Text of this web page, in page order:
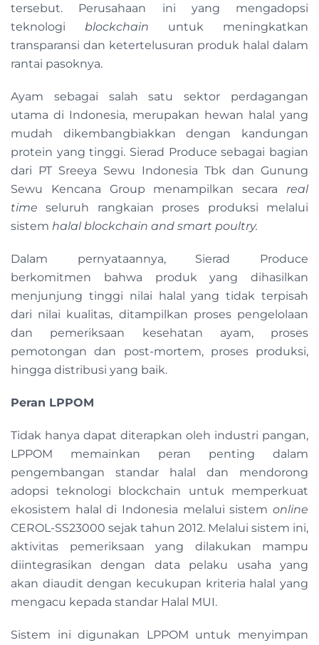
tersebut. Perusahaan ini yang mengadopsi
teknologi blockchain untuk meningkatkan
transparansi dan ketertelusuran produk halal dalam
rantai pasoknya.
Ayam sebagai salah satu sektor perdagangan
utama di Indonesia, merupakan hewan halal yang
mudah dikembangbiakkan dengan kandungan
protein yang tinggi. Sierad Produce sebagai bagian
dari PT Sreeya Sewu Indonesia Tbk dan Gunung
Sewu Kencana Group menampilkan secara real
time seluruh rangkaian proses produksi melalui
sistem halal blockchain and smart poultry.
Dalam pernyataannya, Sierad Produce
berkomitmen bahwa produk yang dihasilkan
menjunjung tinggi nilai halal yang tidak terpisah
dari nilai kualitas, ditampilkan proses pengelolaan
dan pemeriksaan kesehatan ayam, proses
pemotongan dan post-mortem, proses produksi,
hingga distribusi yang baik.
Peran LPPOM
Tidak hanya dapat diterapkan oleh industri pangan,
LPPOM memainkan peran penting dalam
pengembangan standar halal dan mendorong
adopsi teknologi blockchain untuk memperkuat
ekosistem halal di Indonesia melalui sistem online
CEROL-SS23000 sejak tahun 2012. Melalui sistem ini,
aktivitas pemeriksaan yang dilakukan mampu
diintegrasikan dengan data pelaku usaha yang
akan diaudit dengan kecukupan kriteria halal yang
mengacu kepada standar Halal MUI.
Sistem ini digunakan LPPOM untuk menyimpan